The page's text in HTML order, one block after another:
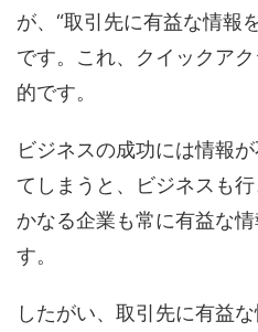
が、“取引先に有益な情報
です。これ、クイックア
的です。
ビジネスの成功には情報
てしまうと、ビジネスも
かなる企業も常に有益な
す。
したがい、取引先に有益